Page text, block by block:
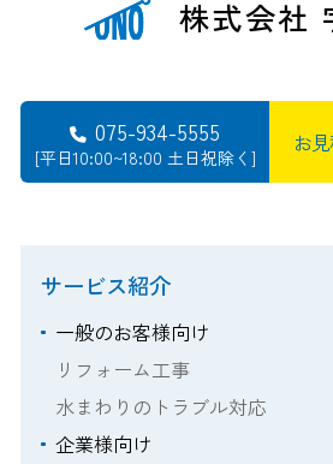
株式会社
075-934-5555
[平日10:00~18:00 土日祝除く]
お
サービス紹介
一般のお客様向け
リフォーム工事
水まわりのトラブル対応
企業様向け